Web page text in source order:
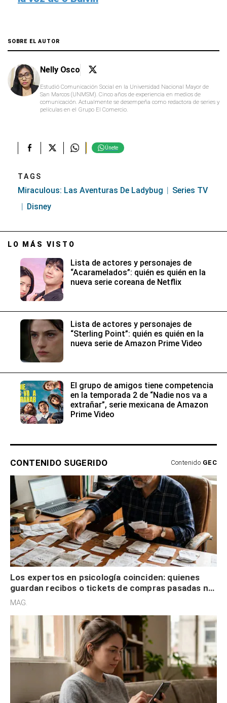
SOBRE EL AUTOR
Nelly Osco
Estudió Comunicación Social en la Universidad Nacional Mayor de
San Marcos (UNMSM). Cinco años de experiencia en medios de
comunicación. Actualmente se desempeña como redactora de series y
películas en el Grupo El Comercio.
Únete
TAGS
Miraculous: Las Aventuras De Ladybug
Series TV
Disney
LO MÁS VISTO
Lista de actores y personajes de
“Acaramelados”: quién es quién en la
nueva serie coreana de Netflix
Lista de actores y personajes de
“Sterling Point”: quién es quién en la
nueva serie de Amazon Prime Video
El grupo de amigos tiene competencia
en la temporada 2 de “Nadie nos va a
extrañar”, serie mexicana de Amazon
Prime Video
CONTENIDO SUGERIDO Contenido GEC
Los expertos en psicología coinciden: quienes
guardan recibos o tickets de compras pasadas no
son acumuladores, sino que tienen necesidad de
MAG.